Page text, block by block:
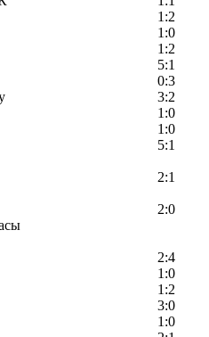
1:2
1:0
1:2
5:1
0:3
3:2
1:0
1:0
5:1
2:1
2:0
2:4
1:0
1:2
3:0
1:0